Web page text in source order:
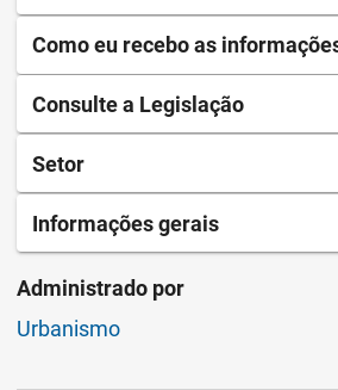
Como eu recebo as
Consulte a Legislação
Setor
Informações gerais
Administrado por
Urbanismo